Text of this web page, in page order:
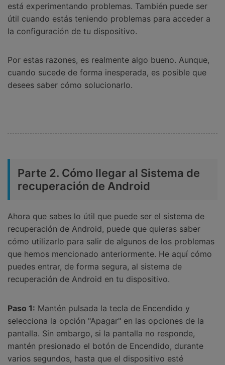
está experimentando problemas. También puede ser
útil cuando estás teniendo problemas para acceder a
la configuración de tu dispositivo.
Por estas razones, es realmente algo bueno. Aunque,
cuando sucede de forma inesperada, es posible que
desees saber cómo solucionarlo.
Parte 2. Cómo llegar al Sistema de
recuperación de Android
Ahora que sabes lo útil que puede ser el sistema de
recuperación de Android, puede que quieras saber
cómo utilizarlo para salir de algunos de los problemas
que hemos mencionado anteriormente. He aquí cómo
puedes entrar, de forma segura, al sistema de
recuperación de Android en tu dispositivo.
Paso 1: Mantén pulsada la tecla de Encendido y
selecciona la opción "Apagar" en las opciones de la
pantalla. Sin embargo, si la pantalla no responde,
mantén presionado el botón de Encendido, durante
varios segundos, hasta que el dispositivo esté